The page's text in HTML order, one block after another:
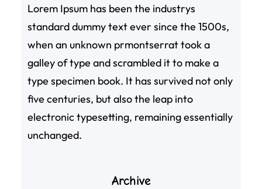
Lorem Ipsum has been the industrys
standard dummy text ever since the 1500s,
when an unknown prmontserrat took a
galley of type and scrambled it to make a
type specimen book. It has survived not only
five centuries, but also the leap into
electronic typesetting, remaining essentially
unchanged.
Archive